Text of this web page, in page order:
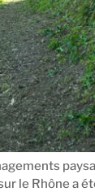
le Rhône a